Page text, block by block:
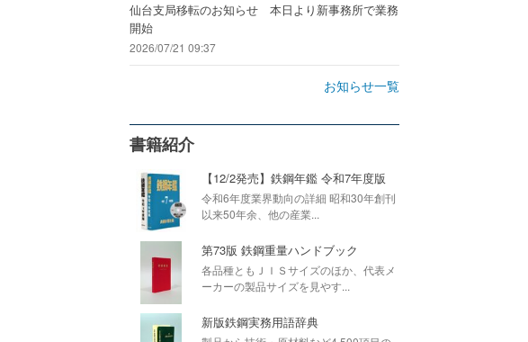
仙台支局移転のお知らせ 本日より新事務所で業務
開始
2026/07/21 09:37
お知らせ一覧
書籍紹介
【12/2発売】鉄鋼年鑑 令和7年度版
令和6年度業界動向の詳細 昭和30年創刊
以来50年余、他の産業...
第73版 鉄鋼重量ハンドブック
各品種ともＪＩＳサイズのほか、代表メ
ーカーの製品サイズを見やす...
新版鉄鋼実務用語辞典